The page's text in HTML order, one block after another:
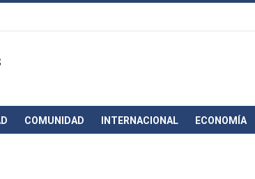
COMUNIDAD INTERNACIONAL ECONOMÍA